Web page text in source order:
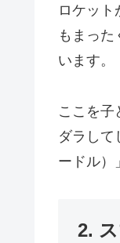
ロケッ
もまっ
います。
ここを子
ダラして
ードル）
2.